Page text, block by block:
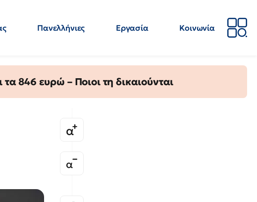
Πανελλήνιες Εργασία
Κοινωνία
846 ευρώ – Ποιοι τη δικαιούνται